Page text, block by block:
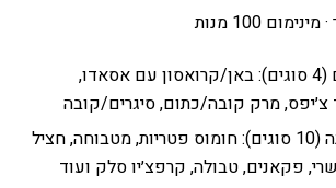
100 מנות
קבלת פנים (4 סוגים): באן/קרואסון עם אסאדו,
צ׳יפס, מרק קובה/כתום, סיגרים/קובה
מנה ראשונה (10 סוגים): חומוס פטריות, מטבוחה, חציל
פקאנים, טבולה, קרפצ׳יו סלק ועוד